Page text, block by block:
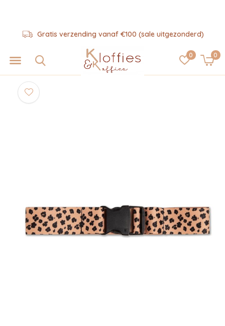
0 0
Gratis verzending vanaf €100 (sale uitgezonderd)